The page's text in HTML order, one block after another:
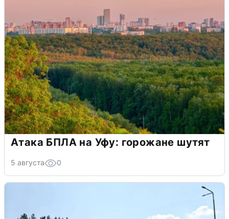
Атака БПЛА на Уфу: горожане шутят
5 августа 0